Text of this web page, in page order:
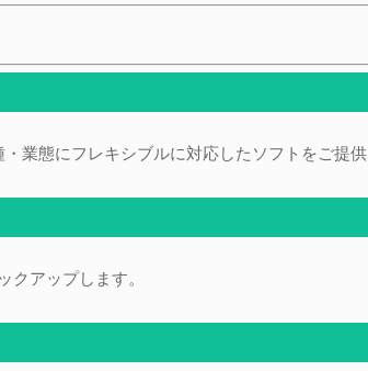
業態にフレキシブルに対応したソフトをご提供
クアップします。